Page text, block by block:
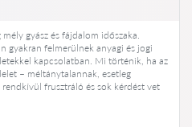
gyász és fájdalom időszaka.
gyakran felmerülnek anyagi és jogi
kapcsolatban. Mi történik, ha az
– méltánytalannak, esetleg
frusztráló és sok kérdést vet